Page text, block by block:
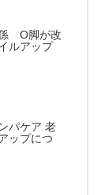
係 O脚が改
ルアップ
パケア 老
ップにつ